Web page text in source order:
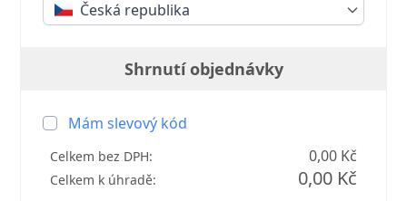
Česká republika
Shrnutí objednávky
Mám slevový kód
Celkem bez DPH: 0,00 Kč
Celkem k úhradě: 0,00 Kč